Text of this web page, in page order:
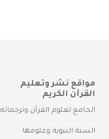
مواقع نشر وتعليم
القرآن الكريم
الجامع لعلوم القرآن وترجماته
السنة النبوية وعلومها